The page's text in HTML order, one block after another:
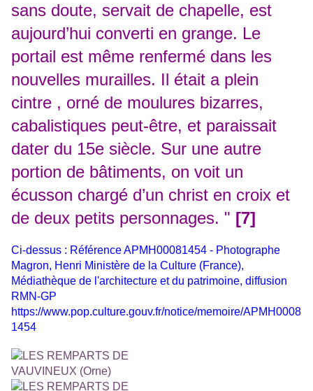
sans doute, servait de chapelle, est
aujourd’hui converti en grange. Le
portail est même renfermé dans les
nouvelles murailles. Il était a plein
cintre , orné de moulures bizarres,
cabalistiques peut-être, et paraissait
dater du 15e siècle. Sur une autre
portion de bâtiments, on voit un
écusson chargé d’un christ en croix et
de deux petits personnages. " [7]
Ci-dessus : Référence APMH00081454 - Photographe
Magron, Henri Ministère de la Culture (France),
Médiathèque de l'architecture et du patrimoine, diffusion
RMN-GP
https://www.pop.culture.gouv.fr/notice/memoire/APMH0008
1454